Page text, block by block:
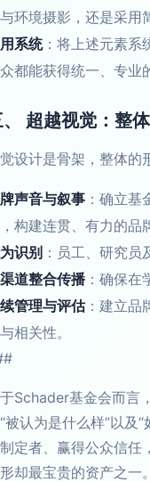
环境摄影，还是采用
系统：将上述元素系
都能获得统一、专业
超越视觉：整
设计是骨架，整体的
声音与叙事 ：确立
构建连贯、有力的品
识别 ：员工、研究
道整合传播 ：确保
管理与评估：建立品
相关性。
Schader基金会而言
被认为是什么样”以及
定者、赢得公众信任
却最宝贵的资产之一。